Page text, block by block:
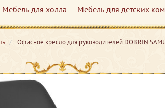
Мебель для холла Мебель для детских
Офисное кресло для руководителей DOBRIN